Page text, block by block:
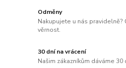
Odměny
Nakupujete u nás pravidelně?
věrnost.
30 dní na vrácení
Našim zákazníkům dáváme 30